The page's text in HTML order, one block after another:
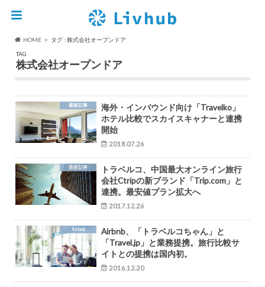
HOME
タグ : 株式会社オープンドア
TAG
株式会社オープンドア
最新記事
海外・インバウンド向け「Travelko」
ホテル比較でスカイスキャナーと連携
開始
2018.07.26
最新記事
トラベルコ、中国最大オンライン旅行
会社Ctripの新ブランド「Trip.com」と
連携。最安値プラン拡大へ
2017.12.26
Airbnb
Airbnb、「トラベルコちゃん」と
「Travel.jp」と業務提携。旅行比較サ
イトとの提携は国内初。
2016.12.20